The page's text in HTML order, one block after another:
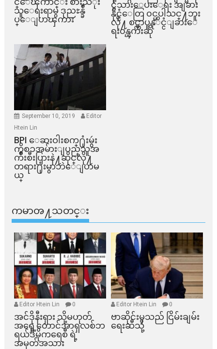
သူေရးရာမွ ဒုညႊန္ခ်ဳ
ပ္ေျပာၾကား
င္ငံသားေပးေရး အျခား
နိုင္ငံေတြ ၀င္မပါသင္႔ဘူး
လို႔ စင္ကာပူနုိင္ငံျခားေ
ရး၀န္ၾကီးဆို
September 10, 2019
Editor
Htein Lin
BPI ​ေဆးဝါးစက္​႐ုံးမွဴး
ကိစၥအမ်ားျပည္​သူအ
က်ိဳးစီးပြားနဲ႔ဆိုင္​လို႔
တရား႐ုံးမွာဘဲေျပာမ
ယ္​
ကမာၻ႔သတင္း
Editor Htein Lin 0
အင်ဒိုနီးရှား သို့မဟုတ်
အရှေ့တောင်အာရှလစ်ဘ
ရယ်ဒီမိုကရေစီ ရဲ့
အမှတ်အသား
Editor Htein Lin 0
ဗာဆိုင်းမှသည် ငြိမ်းချမ်း
ရေးဆီသို့